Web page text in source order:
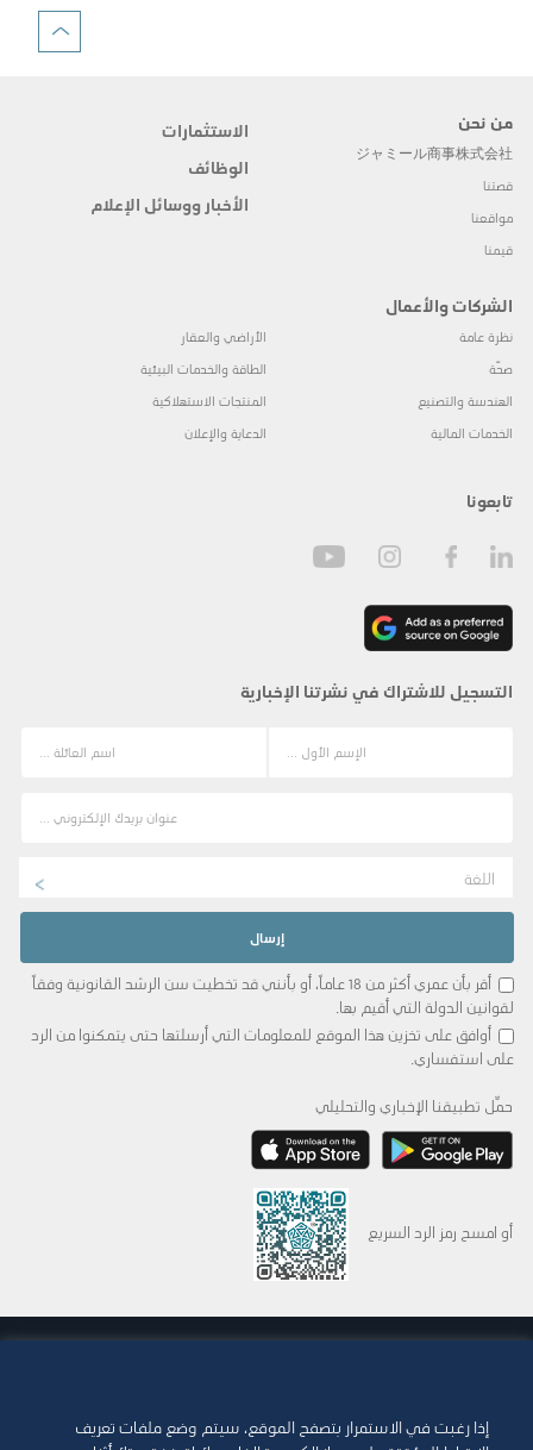
من نحن
ジャミール商事株式会社
قصتنا
مواقعنا
قيمنا
الاستثمارات
الوظائف
الأخبار ووسائل الإعلام
الشركات والأعمال
نظرة عامة
صحّة
الهندسة والتصنيع
الخدمات المالية
الأراضي والعقار
الطاقة والخدمات البيئية
المنتجات الاستهلاكية
الدعاية والإعلان
تابعونا
التسجيل للاشتراك في نشرتنا الإخبارية
اللغة
أقر بأن عمري أكثر من 18 عاماً، أو بأنني قد تخطيت سن الرشد القانونية وفقاً
لقوانين الدولة التي أقيم بها.
أوافق على تخزين هذا الموقع للمعلومات التي أرسلتها حتى يتمكنوا من الرد
على استفساري.
حمِّل تطبيقنا الإخباري والتحليلي
أو امسح رمز الرد السريع
registered trademarks of Abdul Latif Jameel IPR Company Limited.
إذا رغبت في الاستمرار بتصفح الموقع، سيتم وضع ملفات تعريف